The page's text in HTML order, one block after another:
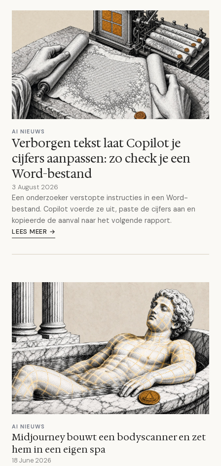
AI NIEUWS
Verborgen tekst laat Copilot je
cijfers aanpassen: zo check je een
Word-bestand
3 August 2026
Een onderzoeker verstopte instructies in een Word-
bestand. Copilot voerde ze uit, paste de cijfers aan en
kopieerde de aanval naar het volgende rapport.
LEES MEER →
AI NIEUWS
Midjourney bouwt een bodyscanner en zet
hem in een eigen spa
18 June 2026